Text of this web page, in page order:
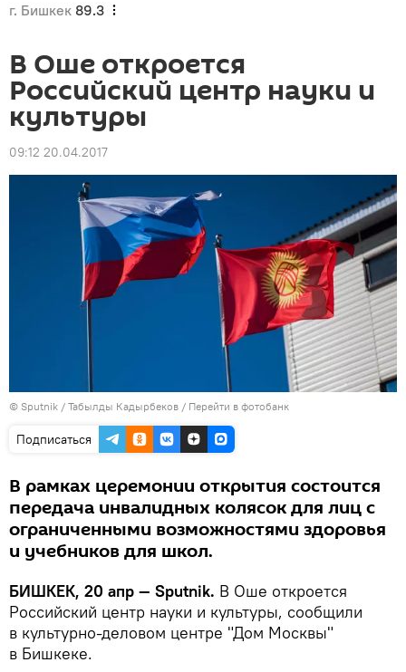
г. Бишкек 89.3
В Оше откроется
Российский центр науки и
культуры
09:12 20.04.2017
© Sputnik / Табылды Кадырбеков / Перейти в фотобанк
Подписаться
В рамках церемонии открытия состоится
передача инвалидных колясок для лиц с
ограниченными возможностями здоровья
и учебников для школ.
БИШКЕК, 20 апр — Sputnik. В Оше откроется
Российский центр науки и культуры, сообщили
в культурно-деловом центре "Дом Москвы"
в Бишкеке.